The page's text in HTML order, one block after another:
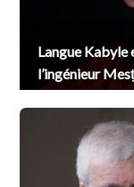
Langue Kabyle
l’ingénieur